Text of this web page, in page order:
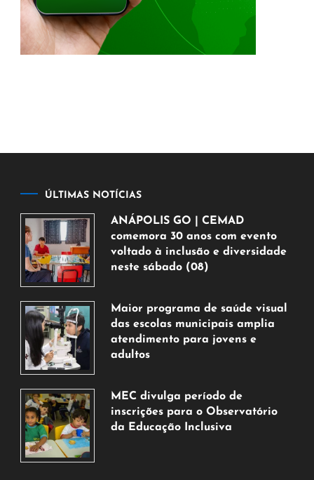
ÚLTIMAS NOTÍCIAS
ANÁPOLIS GO | CEMAD
comemora 30 anos com evento
voltado à inclusão e diversidade
neste sábado (08)
de
agosto
de
2026
Maior programa de saúde visual
das escolas municipais amplia
atendimento para jovens e
adultos
de
agosto
de
MEC divulga período de
inscrições para o Observatório
da Educação Inclusiva